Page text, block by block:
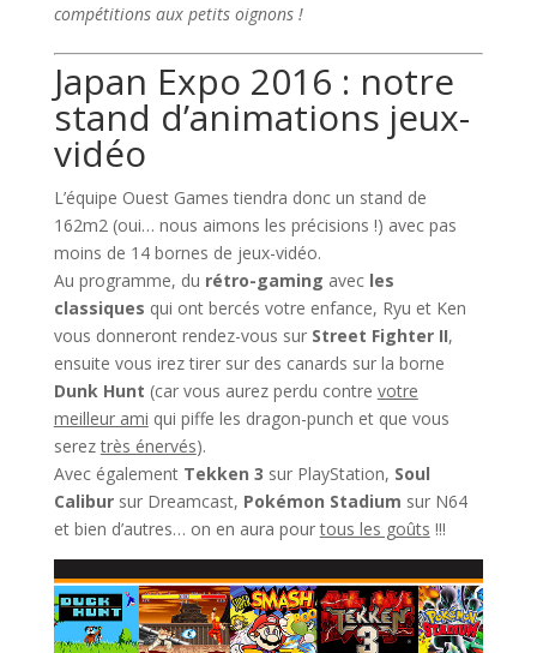
compétitions aux petits oignons !
Japan Expo 2016 : notre
stand d’animations jeux-
vidéo
L’équipe Ouest Games tiendra donc un stand de
162m2 (oui… nous aimons les précisions !) avec pas
moins de 14 bornes de jeux-vidéo.
Au programme, du rétro-gaming avec les
classiques qui ont bercés votre enfance, Ryu et Ken
vous donneront rendez-vous sur Street Fighter II,
ensuite vous irez tirer sur des canards sur la borne
Dunk Hunt (car vous aurez perdu contre votre
meilleur ami qui piffe les dragon-punch et que vous
sereztrès énervés).
Avec également Tekken 3 sur PlayStation, Soul
Calibursur Dreamcast, Pokémon Stadium sur N64
et bien d’autres… on en aura pourtous les goûts !!!